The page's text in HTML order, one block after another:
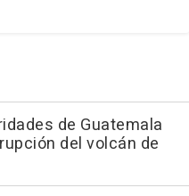
de Guatemala
del volcán de